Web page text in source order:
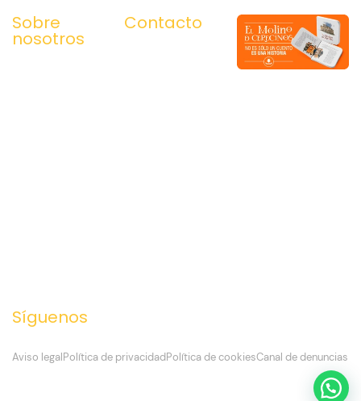
Sobre
nosotros
Contacto
Síguenos
Aviso legalPolítica de privacidadPolítica de cookiesCanal de denuncias